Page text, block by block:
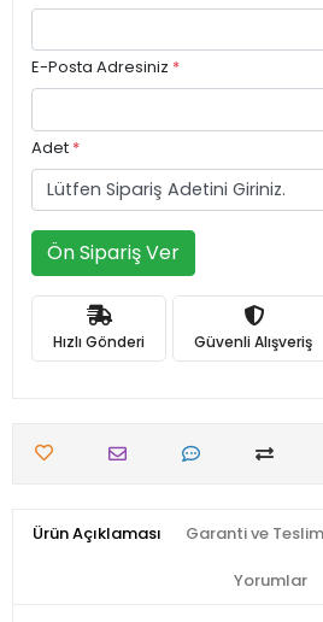
E-Posta Adresiniz *
Adet *
Ön Sipariş Ver
Hızlı Gönderi Güvenli Alışveriş
Ürün Açıklaması Garanti ve
Yorumlar